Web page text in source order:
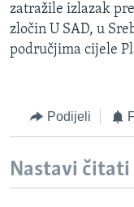
zatražile izlazak
zločin U SAD, u
područjima cijele
Podijeli
Nastavi čitati